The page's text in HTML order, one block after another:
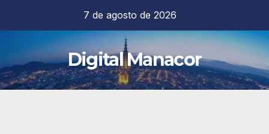
contenido
7 de agosto de 2026
Digital Manacor